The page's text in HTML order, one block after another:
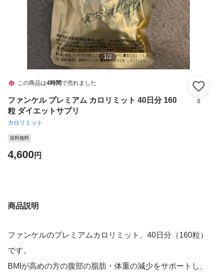
1/2
この商品は4時間で売れました
ファンケル プレミアム カロリミット 40日分 160
粒 ダイエットサプリ
カロリミット
0
送料無料
4,600円
商品説明
ファンケルのプレミアムカロリミット、40日分（160粒）
です。
BMIが高めの方の腹部の脂肪・体重の減少をサポートし、